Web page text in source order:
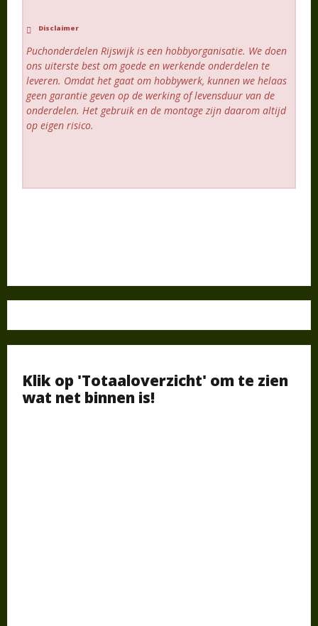
Disclaimer
Puchonderdelen Rijswijk is een hobbyorganisatie. We doen
ons uiterste best om goede en werkende onderdelen te
leveren. Omdat het gaat om hobbywerk, kunnen we helaas
geen garantie geven op de werking of levensduur van de
onderdelen. Het gebruik en de montage zijn daarom altijd
op eigen risico.
Klik op 'Totaaloverzicht' om te zien
wat net binnen is!